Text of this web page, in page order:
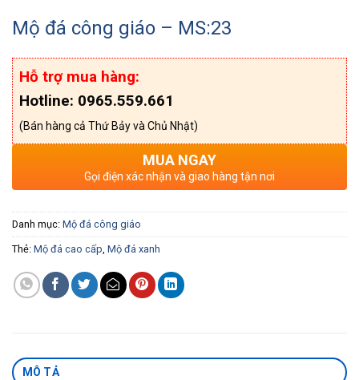
Mộ đá công giáo – MS:23
Hỗ trợ mua hàng:
Hotline: 0965.559.661
(Bán hàng cả Thứ Bảy và Chủ Nhật)
MUA NGAY
Gọi điện xác nhận và giao hàng tận nơi
Danh mục: Mộ đá công giáo
Thẻ: Mộ đá cao cấp, Mộ đá xanh
MÔ TẢ